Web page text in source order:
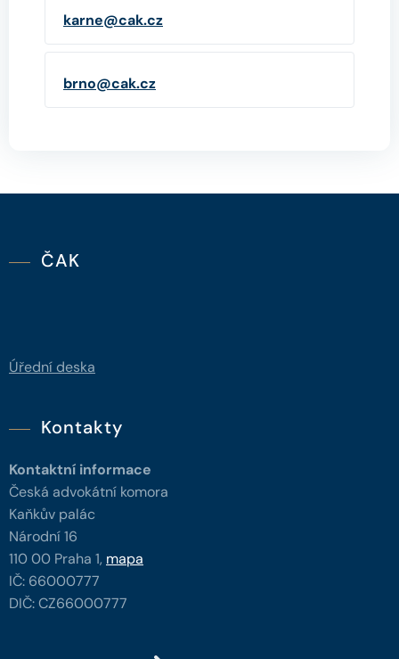
karne@cak.cz
brno@cak.cz
ČAK
Úřední deska
Kontakty
Kontaktní informace
Česká advokátní komora
Kaňkův palác
Národní 16
110 00 Praha 1, mapa
IČ: 66000777
DIČ: CZ66000777